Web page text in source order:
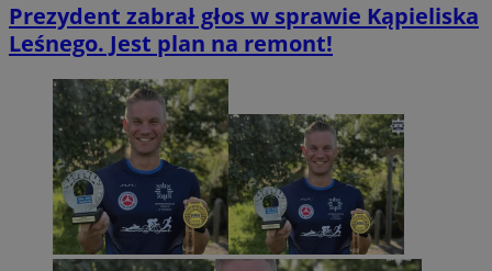
Prezydent zabrał głos w sprawie Kąpieliska
Leśnego. Jest plan na remont!